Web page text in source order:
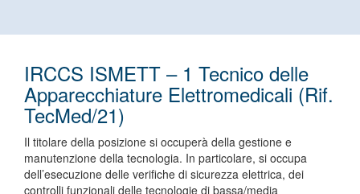
IRCCS ISMETT – 1 Tecnico delle
Apparecchiature Elettromedicali (Rif.
TecMed/21)
Il titolare della posizione si occuperà della gestione e
manutenzione della tecnologia. In particolare, si occupa
dell’esecuzione delle verifiche di sicurezza elettrica, dei
controlli funzionali delle tecnologie di bassa/media